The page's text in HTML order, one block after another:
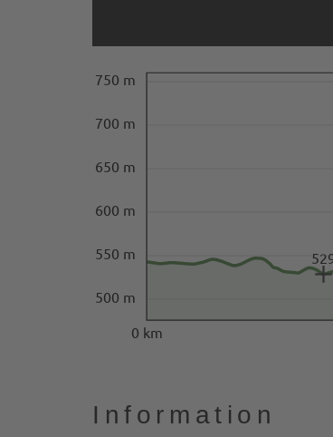
0 km
500 m
550 m
600 m
650 m
700 m
750 m
Information